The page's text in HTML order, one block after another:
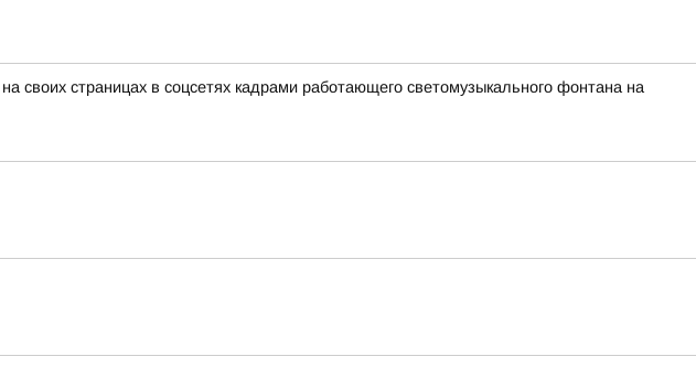
страницах в соцсетях кадрами работающего светомузыкального фонтана на